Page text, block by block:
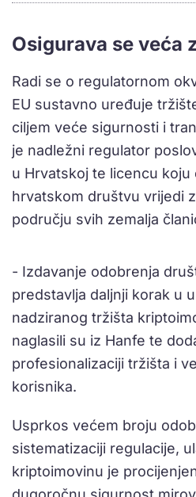
Osigurava se veća
Radi se o regulatornom
EU sustavno uređuje
ciljem veće sigurnosti i
je nadležni regulator
u Hrvatskoj te licencu koju
hrvatskom društvu vrijedi
području svih zemalja
- Izdavanje odobrenja
predstavlja daljnji korak u
nadziranog tržišta
naglasili su iz Hanfe te
profesionalizaciji tržišta i
korisnika.
Usprkos većem broju
sistematizaciji regulacije,
kriptoimovinu je